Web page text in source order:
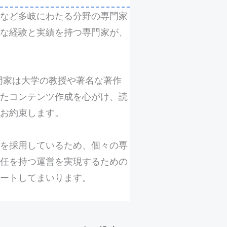
ど多岐にわたる分野の専門家
経験と実績を持つ専門家が、
は大学の教授や著名な著作
コンテンツ作成を心がけ、読
約束します。
採用しているため、個々の専
を持つ運営を実現するための
トしてまいります。